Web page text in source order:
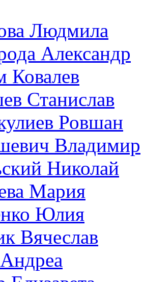
Людмила
Александр
Ковалев
Станислав
Ровшан
Владимир
Николай
Мария
Юлия
Вячеслав